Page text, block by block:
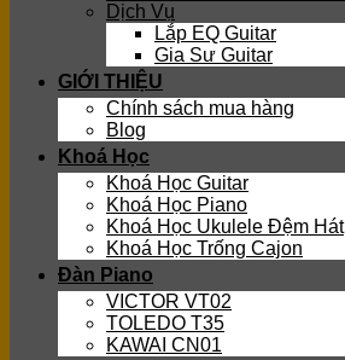
Dịch Vụ
Lắp EQ Guitar
Gia Sư Guitar
GIỚI THIỆU
Chính sách mua hàng
Blog
Khoá Học
Khoá Học Guitar
Khoá Học Piano
Khoá Học Ukulele Đệm Hát
Khoá Học Trống Cajon
Đàn Piano
VICTOR VT02
TOLEDO T35
KAWAI CN01